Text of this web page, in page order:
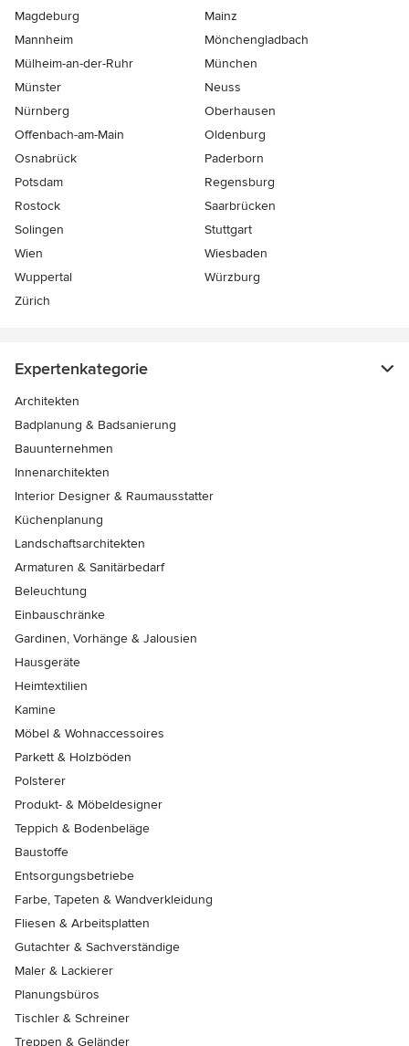
Magdeburg
Mainz
Mannheim
Mönchen­gladbach
Mülheim-an-der-Ruhr
München
Münster
Neuss
Nürnberg
Oberhausen
Offenbach-am-Main
Oldenburg
Osnabrück
Paderborn
Potsdam
Regensburg
Rostock
Saarbrücken
Solingen
Stuttgart
Wien
Wiesbaden
Wuppertal
Würzburg
Zürich
Expertenkategorie
Architekten
Badplanung & Badsanierung
Bauunternehmen
Innenarchitekten
Interior Designer & Raumausstatter
Küchenplanung
Landschaftsarchitekten
Armaturen & Sanitärbedarf
Beleuchtung
Einbauschränke
Gardinen, Vorhänge & Jalousien
Hausgeräte
Heimtextilien
Kamine
Möbel & Wohnaccessoires
Parkett & Holzböden
Polsterer
Produkt- & Möbeldesigner
Teppich & Bodenbeläge
Baustoffe
Entsorgungsbetriebe
Farbe, Tapeten & Wandverkleidung
Fliesen & Arbeitsplatten
Gutachter & Sachverständige
Maler & Lackierer
Planungsbüros
Tischler & Schreiner
Treppen & Geländer